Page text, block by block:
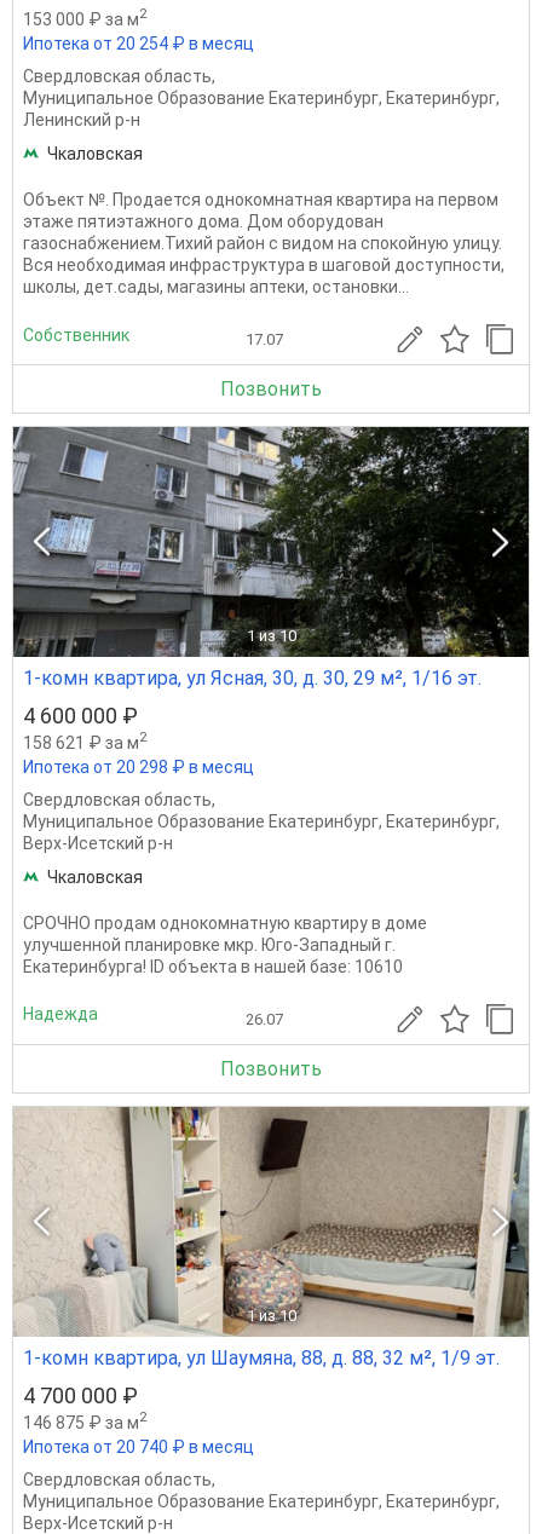
153 000 ₽ за м2
Ипотека от 20 254 ₽ в месяц
Свердловская область,
Муниципальное Образование Екатеринбург, Екатеринбург,
Ленинский р-н
Чкаловская
Объект №. Продается однокомнатная квартира на первом
этаже пятиэтажного дома. Дом оборудован
газоснабжением.Тихий район с видом на спокойную улицу.
Вся необходимая инфраструктура в шаговой доступности,
школы, дет.сады, магазины аптеки, остановки...
Собственник 17.07
Позвонить
1 из 10
1-комн квартира, ул Ясная, 30, д. 30, 29 м², 1/16 эт.
4 600 000 ₽
158 621 ₽ за м2
Ипотека от 20 298 ₽ в месяц
Свердловская область,
Муниципальное Образование Екатеринбург, Екатеринбург,
Верх-Исетский р-н
Чкаловская
СРОЧНО продам однокомнатную квартиру в доме
улучшенной планировке мкр. Юго-Западный г.
Екатеринбурга! ID объекта в нашей базе: 10610
Надежда 26.07
Позвонить
1 из 10
1-комн квартира, ул Шаумяна, 88, д. 88, 32 м², 1/9 эт.
4 700 000 ₽
146 875 ₽ за м2
Ипотека от 20 740 ₽ в месяц
Свердловская область,
Муниципальное Образование Екатеринбург, Екатеринбург,
Верх-Исетский р-н